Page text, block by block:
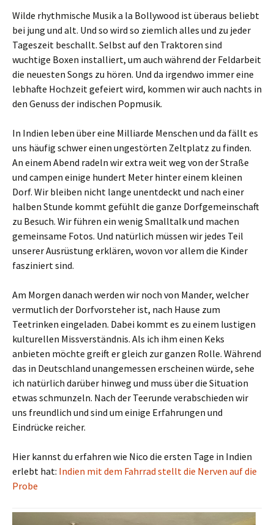
Wilde rhythmische Musik a la Bollywood ist überaus beliebt
bei jung und alt. Und so wird so ziemlich alles und zu jeder
Tageszeit beschallt. Selbst auf den Traktoren sind
wuchtige Boxen installiert, um auch während der Feldarbeit
die neuesten Songs zu hören. Und da irgendwo immer eine
lebhafte Hochzeit gefeiert wird, kommen wir auch nachts in
den Genuss der indischen Popmusik.
In Indien leben über eine Milliarde Menschen und da fällt es
uns häufig schwer einen ungestörten Zeltplatz zu finden.
An einem Abend radeln wir extra weit weg von der Straße
und campen einige hundert Meter hinter einem kleinen
Dorf. Wir bleiben nicht lange unentdeckt und nach einer
halben Stunde kommt gefühlt die ganze Dorfgemeinschaft
zu Besuch. Wir führen ein wenig Smalltalk und machen
gemeinsame Fotos. Und natürlich müssen wir jedes Teil
unserer Ausrüstung erklären, wovon vor allem die Kinder
fasziniert sind.
Am Morgen danach werden wir noch von Mander, welcher
vermutlich der Dorfvorsteher ist, nach Hause zum
Teetrinken eingeladen. Dabei kommt es zu einem lustigen
kulturellen Missverständnis. Als ich ihm einen Keks
anbieten möchte greift er gleich zur ganzen Rolle. Während
das in Deutschland unangemessen erscheinen würde, sehe
ich natürlich darüber hinweg und muss über die Situation
etwas schmunzeln. Nach der Teerunde verabschieden wir
uns freundlich und sind um einige Erfahrungen und
Eindrücke reicher.
Hier kannst du erfahren wie Nico die ersten Tage in Indien
erlebt hat: Indien mit dem Fahrrad stellt die Nerven auf die
Probe